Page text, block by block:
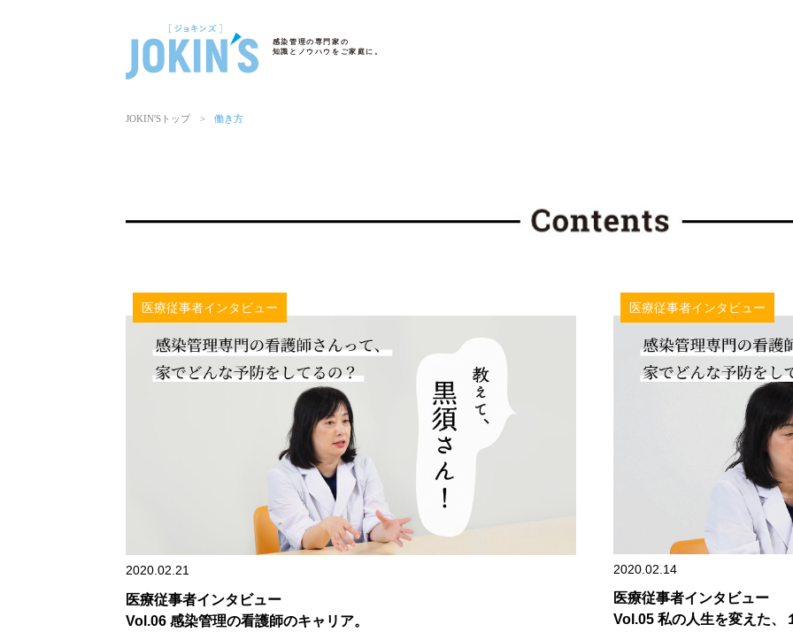
感染管理の専門家の
知識とノウハウをご家庭に。
JOKIN′Sトップ > 働き方
医療従事者インタビュー
2020.02.21
医療従事者インタビュー
Vol.06 感染管理の看護師のキャリア。
医療従事者インタビュー
2020.02.14
医療従事者インタビュー
Vol.05 私の人生を変えた、